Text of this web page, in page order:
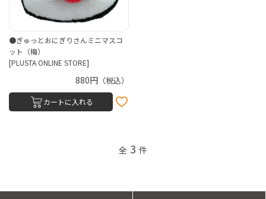
●ぎゅっとおにぎりさんミニマスコ
ット（梅）
[PLUSTA ONLINE STORE]
880円（税込）
カートに入れる
全 3 件